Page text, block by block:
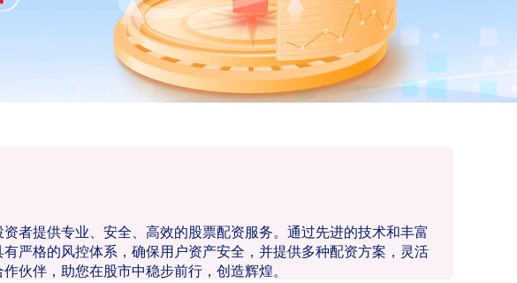
者提供专业、安全、高效的股票配资服务。通过先进的技术和丰富
严格的风控体系，确保用户资产安全，并提供多种配资方案，灵活
伙伴，助您在股市中稳步前行，创造辉煌。